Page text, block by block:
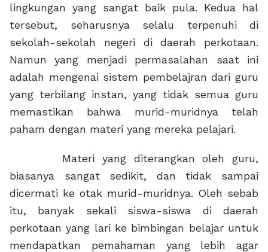
lingkungan yang sangat baik pula. Kedua hal
tersebut, seharusnya selalu terpenuhi di
sekolah-sekolah negeri di daerah perkotaan.
Namun yang menjadi permasalahan saat ini
adalah mengenai sistem pembelajran dari guru
yang terbilang instan, yang tidak semua guru
memastikan bahwa murid-muridnya telah
paham dengan materi yang mereka pelajari.
Materi yang diterangkan oleh guru,
biasanya sangat sedikit, dan tidak sampai
dicermati ke otak murid-muridnya. Oleh sebab
itu, banyak sekali siswa-siswa di daerah
perkotaan yang lari ke bimbingan belajar untuk
mendapatkan pemahaman yang lebih agar